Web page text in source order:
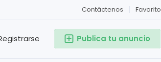
Favorito
Contáctenos
Publica tu anuncio